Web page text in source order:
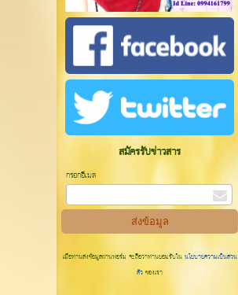
สมัครรับข่าวสาร
กรอกอีเมล
เมื่อท่านส่งข้อมูลผ่านฟอร์ม จะถือว่าท่านยอมรับในนโยบายความเป็นส่วน
ตัวของเรา